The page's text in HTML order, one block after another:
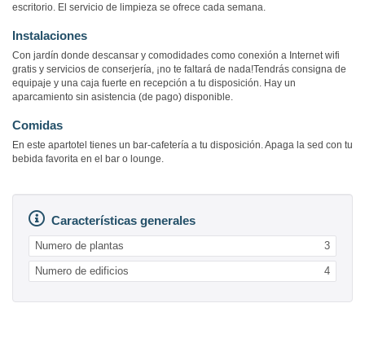
escritorio. El servicio de limpieza se ofrece cada semana.
Instalaciones
Con jardín donde descansar y comodidades como conexión a Internet wifi
gratis y servicios de conserjería, ¡no te faltará de nada!Tendrás consigna de
equipaje y una caja fuerte en recepción a tu disposición. Hay un
aparcamiento sin asistencia (de pago) disponible.
Comidas
En este apartotel tienes un bar-cafetería a tu disposición. Apaga la sed con tu
bebida favorita en el bar o lounge.
Características generales
Numero de plantas 3
Numero de edificios 4